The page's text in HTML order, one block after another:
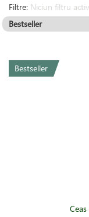
Filtre: Niciun filtru
Bestseller